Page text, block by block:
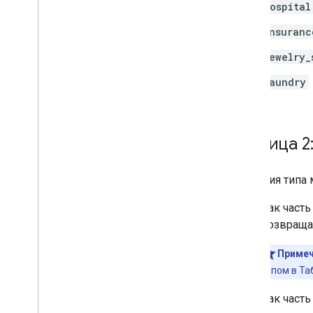
hospital
laundry
Таблица
Значения
Как
типом в
Как